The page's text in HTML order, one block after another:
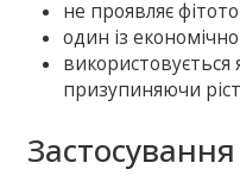
не проявляє
один із
використовується
призупиняючи